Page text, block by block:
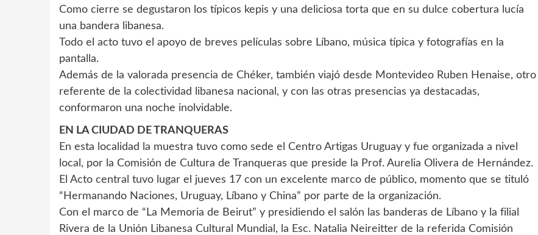
Como cierre se degustaron los típicos kepis y una deliciosa torta que en su dulce cobertura lucía
una bandera libanesa.
Todo el acto tuvo el apoyo de breves películas sobre Líbano, música típica y fotografías en la
pantalla.
Además de la valorada presencia de Chéker, también viajó desde Montevideo Ruben Henaise, otro
referente de la colectividad libanesa nacional, y con las otras presencias ya destacadas,
conformaron una noche inolvidable.
EN LA CIUDAD DE TRANQUERAS
En esta localidad la muestra tuvo como sede el Centro Artigas Uruguay y fue organizada a nivel
local, por la Comisión de Cultura de Tranqueras que preside la Prof. Aurelia Olivera de Hernández.
El Acto central tuvo lugar el jueves 17 con un excelente marco de público, momento que se tituló
“Hermanando Naciones, Uruguay, Líbano y China” por parte de la organización.
Con el marco de “La Memoria de Beirut” y presidiendo el salón las banderas de Líbano y la filial
Rivera de la Unión Libanesa Cultural Mundial, la Esc. Natalia Neireitter de la referida Comisión